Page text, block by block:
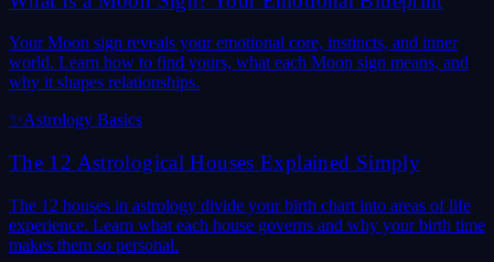
Your Moon sign reveals your emotional core, instincts, and inner
world. Learn how to find yours, what each Moon sign means, and
why it shapes relationships.
✨Astrology Basics
The 12 Astrological Houses Explained Simply
The 12 houses in astrology divide your birth chart into areas of life
experience. Learn what each house governs and why your birth time
makes them so personal.